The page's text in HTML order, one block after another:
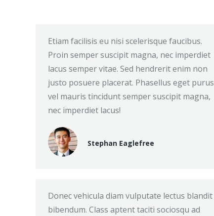
Etiam facilisis eu nisi scelerisque faucibus.
Proin semper suscipit magna, nec imperdiet
lacus semper vitae. Sed hendrerit enim non
justo posuere placerat. Phasellus eget purus
vel mauris tincidunt semper suscipit magna,
nec imperdiet lacus!
Stephan Eaglefree
Donec vehicula diam vulputate lectus blandit
bibendum. Class aptent taciti sociosqu ad